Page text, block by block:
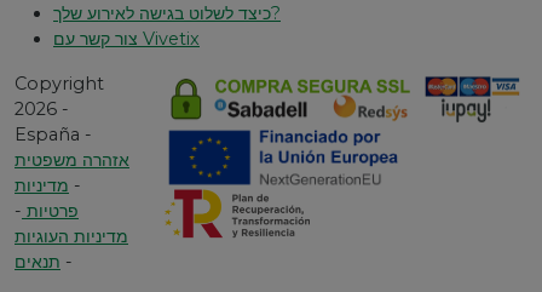
כיצד לשלוט בגישה לאירוע שלך?
צור קשר עם Vivetix
Copyright
2026 -
España -
אזהרה משפטית
- מדיניות
פרטיות -
מדיניות העוגיות
- תנאים